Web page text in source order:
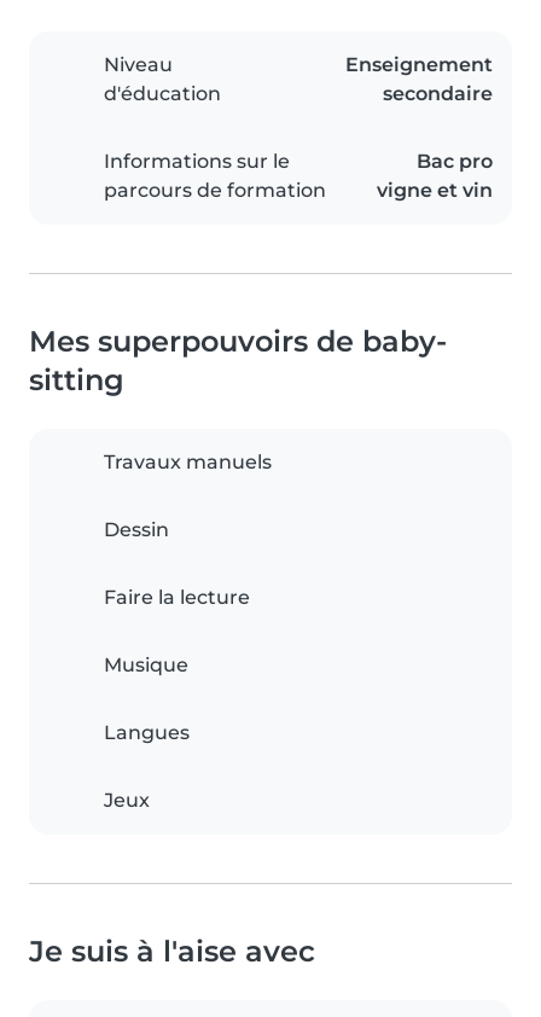
Niveau
d'éducation
Enseignement
secondaire
Informations sur le
parcours de formation
Bac pro
vigne et vin
Mes superpouvoirs de baby-
sitting
Travaux manuels
Dessin
Faire la lecture
Musique
Langues
Jeux
Je suis à l'aise avec